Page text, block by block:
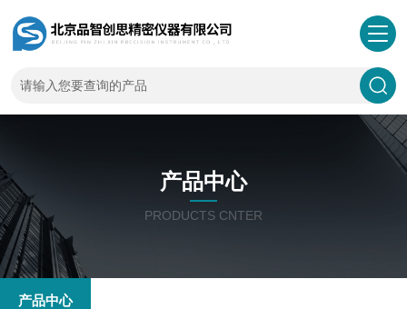
产品中心
PRODUCTS CNTER
产品中心